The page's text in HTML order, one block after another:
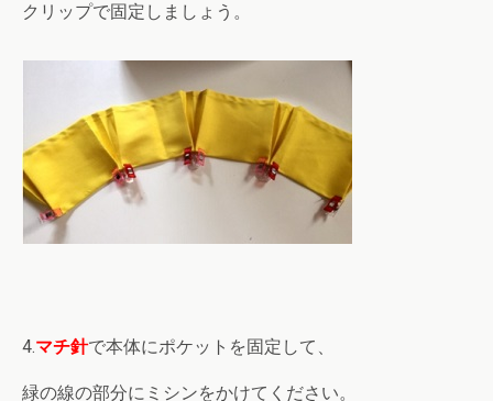
クリップで固定しましょう。
4.マチ針で本体にポケットを固定して、
緑の線の部分にミシンをかけてください。